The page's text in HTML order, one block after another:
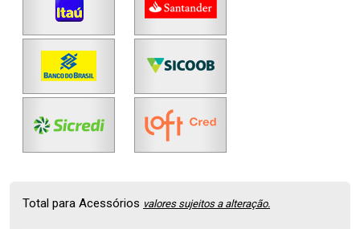
Total para Acessórios valores sujeitos a alteração.